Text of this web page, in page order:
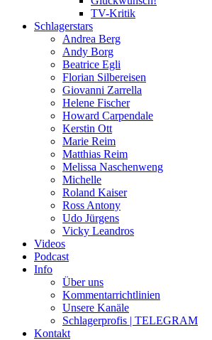
TV-Kritik
Schlagerstars
Andrea Berg
Andy Borg
Beatrice Egli
Florian Silbereisen
Giovanni Zarrella
Helene Fischer
Howard Carpendale
Kerstin Ott
Marie Reim
Matthias Reim
Melissa Naschenweng
Michelle
Roland Kaiser
Ross Antony
Udo Jürgens
Vicky Leandros
Videos
Podcast
Info
Über uns
Kommentarrichtlinien
Unsere Kanäle
Schlagerprofis | TELEGRAM
Kontakt